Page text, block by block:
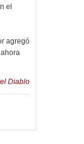
el
agregó
Diablo